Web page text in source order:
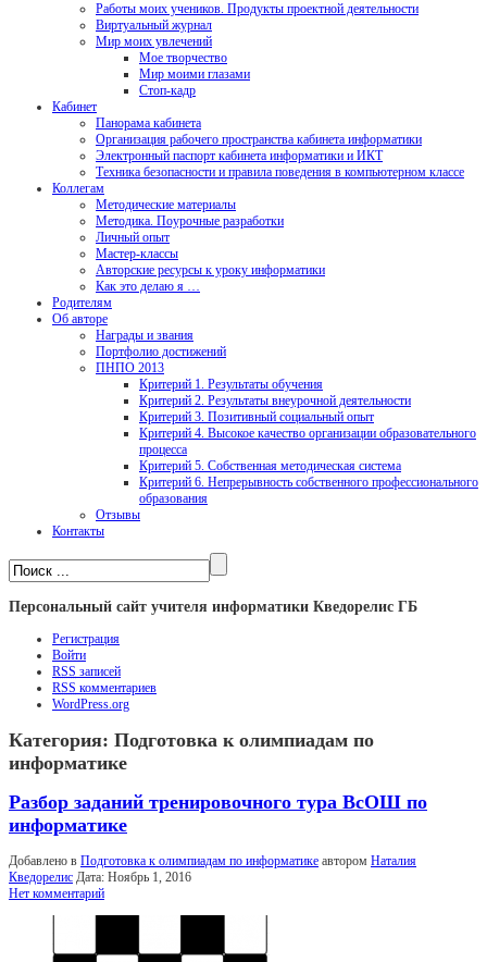
Работы моих учеников. Продукты проектной деятельности
Виртуальный журнал
Мир моих увлечений
Мое творчество
Мир моими глазами
Стоп-кадр
Кабинет
Панорама кабинета
Организация рабочего пространства кабинета информатики
Электронный паспорт кабинета информатики и ИКТ
Техника безопасности и правила поведения в компьютерном классе
Коллегам
Методические материалы
Методика. Поурочные разработки
Личный опыт
Мастер-классы
Авторские ресурсы к уроку информатики
Как это делаю я …
Родителям
Об авторе
Награды и звания
Портфолио достижений
ПНПО 2013
Критерий 1. Результаты обучения
Критерий 2. Результаты внеурочной деятельности
Критерий 3. Позитивный социальный опыт
Критерий 4. Высокое качество организации образовательного
процесса
Критерий 5. Собственная методическая система
Критерий 6. Непрерывность собственного профессионального
образования
Отзывы
Контакты
Персональный сайт учителя информатики Кведорелис ГБ
Регистрация
Войти
RSS записей
RSS комментариев
WordPress.org
Категория: Подготовка к олимпиадам по
информатике
Разбор заданий тренировочного тура ВсОШ по
информатике
Добавлено в Подготовка к олимпиадам по информатике автором Наталия
Кведорелис Дата: Ноябрь 1, 2016
Нет комментарий